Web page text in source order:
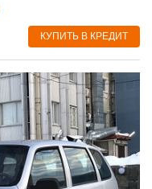
КУПИТЬ В КРЕДИТ